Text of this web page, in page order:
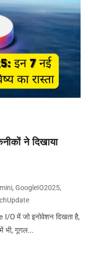
ने दिखाया
, GoogleIO2025,
O में जो इनोवेशन दिखता है,
भी, गूगल...